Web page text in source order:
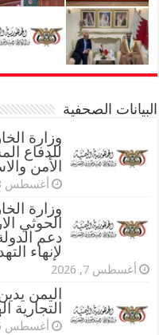
البيانات الصحفية
وزارة
للدفاع
الأمن
أغسطس 8, 2026
وزارة
الحوثي
دعم
لإنهاء
أغسطس 7, 2026
اليمن
التجارية
أغسطس 5, 2026